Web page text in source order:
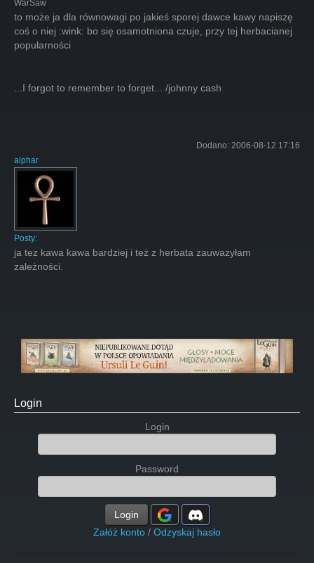
WarSaw
to może ja dla równowagi po jakieś sporej dawce kawy napiszę
coś o niej :wink: bo się osamotniona czuje, przy tej herbacianej
popularności
...I forgot to remember to forget... /johnny cash
Dodano: 2006-08-12 17:16
alphar
Posty:
ja tez kawa kawa bardziej i też z herbata zauwazyłam
zależności.
Login
Login
Password
Login
Załóż konto / Odzyskaj hasło